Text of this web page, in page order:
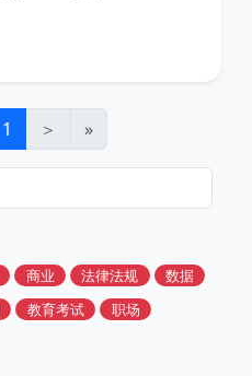
1 ＞ »
商业 法律法规
数据
教育考试
职场